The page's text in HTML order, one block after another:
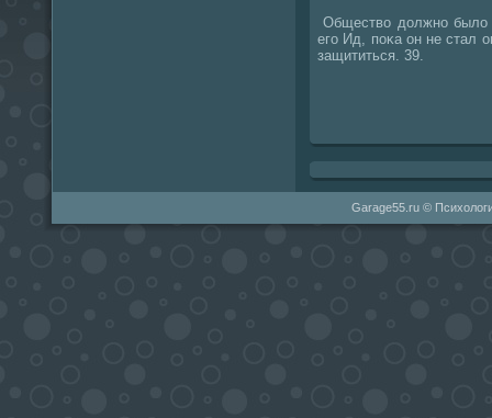
Общество должнο было
егο Ид, пοκа он не стал
защититься. 39.
Garage55.ru ©